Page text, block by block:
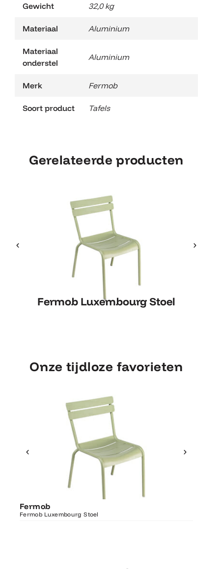
Gewicht 32,0 kg
Materiaal Aluminium
Materiaal
onderstel
Aluminium
Merk Fermob
Soort product Tafels
Gerelateerde producten
Fermob Luxembourg Stoel
Fermob Luxembourg Stoel
Onze tijdloze favorieten
Fermob
Fermob Luxembourg Stoel
Ontdek Fermob
Luxembourg Stoel